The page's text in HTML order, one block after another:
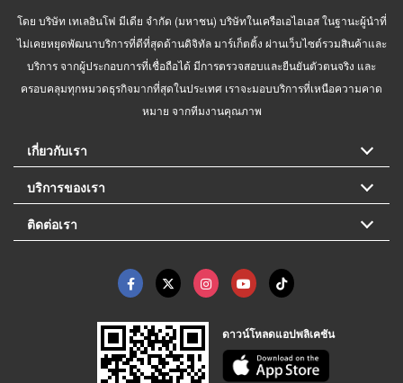
โดย บริษัท เทเลอินโฟ มีเดีย จำกัด (มหาชน) บริษัทในเครือเอไอเอส ในฐานะผู้นำที่
ไม่เคยหยุดพัฒนาบริการที่ดีที่สุดด้านดิจิทัล มาร์เก็ตติ้ง ผ่านเว็บไซต์รวมสินค้าและ
บริการ จากผู้ประกอบการที่เชื่อถือได้ มีการตรวจสอบและยืนยันตัวตนจริง และ
ครอบคลุมทุกหมวดธุรกิจมากที่สุดในประเทศ เราจะมอบบริการที่เหนือความคาด
หมาย จากทีมงานคุณภาพ
เกี่ยวกับเรา
บริการของเรา
ติดต่อเรา
ดาวน์โหลดแอปพลิเคชัน